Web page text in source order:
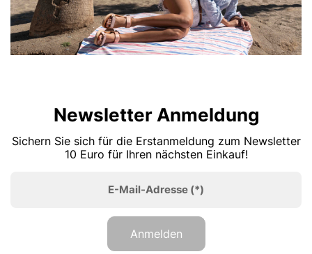
Newsletter Anmeldung
Sichern Sie sich für die Erstanmeldung zum Newsletter
10 Euro für Ihren nächsten Einkauf!
E-Mail-Adresse (*)
Anmelden